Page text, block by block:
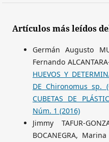
Artículos más leídos
Germán Augusto
Fernando
HUEVOS Y
DE Chironomus sp.
CUBETAS DE
Núm. 1 (2016)
Jimmy TAFUR-
BOCANEGRA,